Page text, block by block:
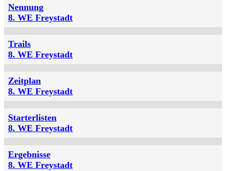
Nennung
8. WE Freystadt
Trails
8. WE Freystadt
Zeitplan
8. WE Freystadt
Starterlisten
8. WE Freystadt
Ergebnisse
8. WE Freystadt